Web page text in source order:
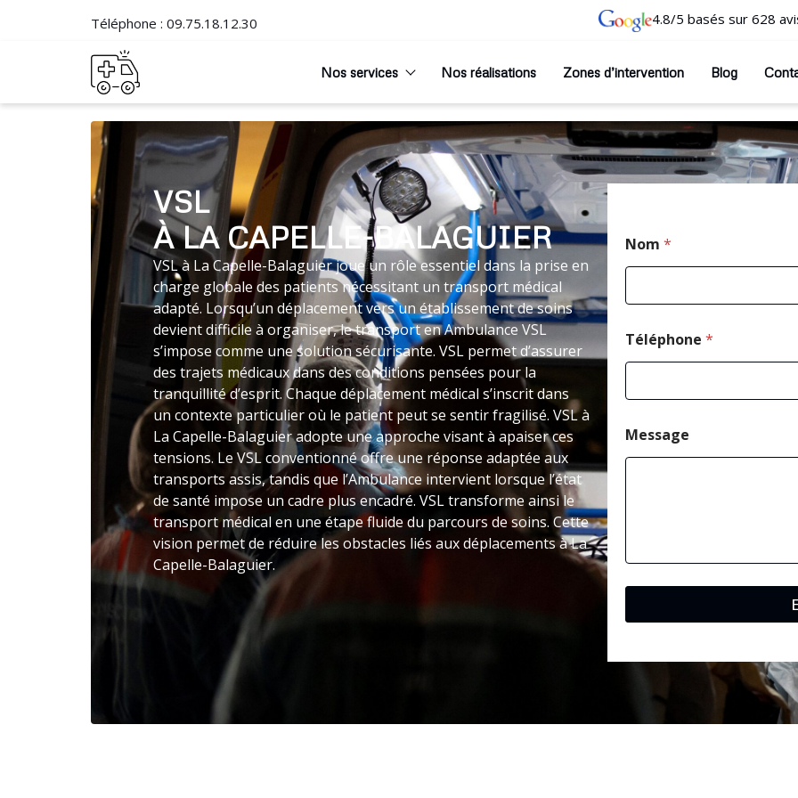
Téléphone : 09.75.18.12.30 4.8/5 basés sur 628
Nos services Nos réalisations Zones d’intervention Blog
VSL
À LA CAPELLE-BALAGUIER
VSL à La Capelle-Balaguier joue un rôle essentiel dans la prise en
charge globale des patients nécessitant un transport médical
adapté. Lorsqu’un déplacement vers un établissement de soins
devient difficile à organiser, le transport en Ambulance VSL
s’impose comme une solution sécurisante. VSL permet d’assurer
des trajets médicaux dans des conditions pensées pour la
tranquillité d’esprit. Chaque déplacement médical s’inscrit dans
un contexte particulier où le patient peut se sentir fragilisé. VSL à
La Capelle-Balaguier adopte une approche visant à apaiser ces
tensions. Le VSL conventionné offre une réponse adaptée aux
transports assis, tandis que l’Ambulance intervient lorsque l’état
de santé impose un cadre plus encadré. VSL transforme ainsi le
transport médical en une étape fluide du parcours de soins. Cette
vision permet de réduire les obstacles liés aux déplacements à La
Capelle-Balaguier.
Nom *
Téléphone *
Message